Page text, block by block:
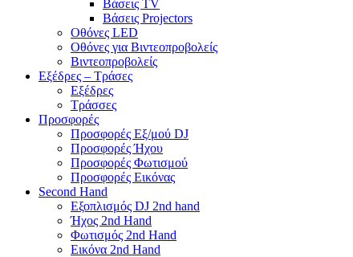
Βάσεις TV
Βάσεις Projectors
Οθόνες LED
Οθόνες για Βιντεοπροβολείς
Βιντεοπροβολείς
Εξέδρες – Τράσες
Εξέδρες
Τράσσες
Προσφορές
Προσφορές Εξ/μού DJ
Προσφορές Ήχου
Προσφορές Φωτισμού
Προσφορές Εικόνας
Second Hand
Εξοπλισμός DJ 2nd hand
Ήχος 2nd Hand
Φωτισμός 2nd Hand
Εικόνα 2nd Hand